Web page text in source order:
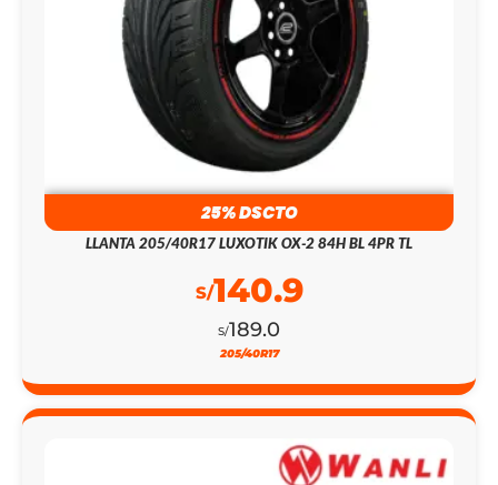
25% DSCTO
LLANTA 205/40R17 LUXOTIK OX-2 84H BL 4PR TL
S/189.0
S/140.9